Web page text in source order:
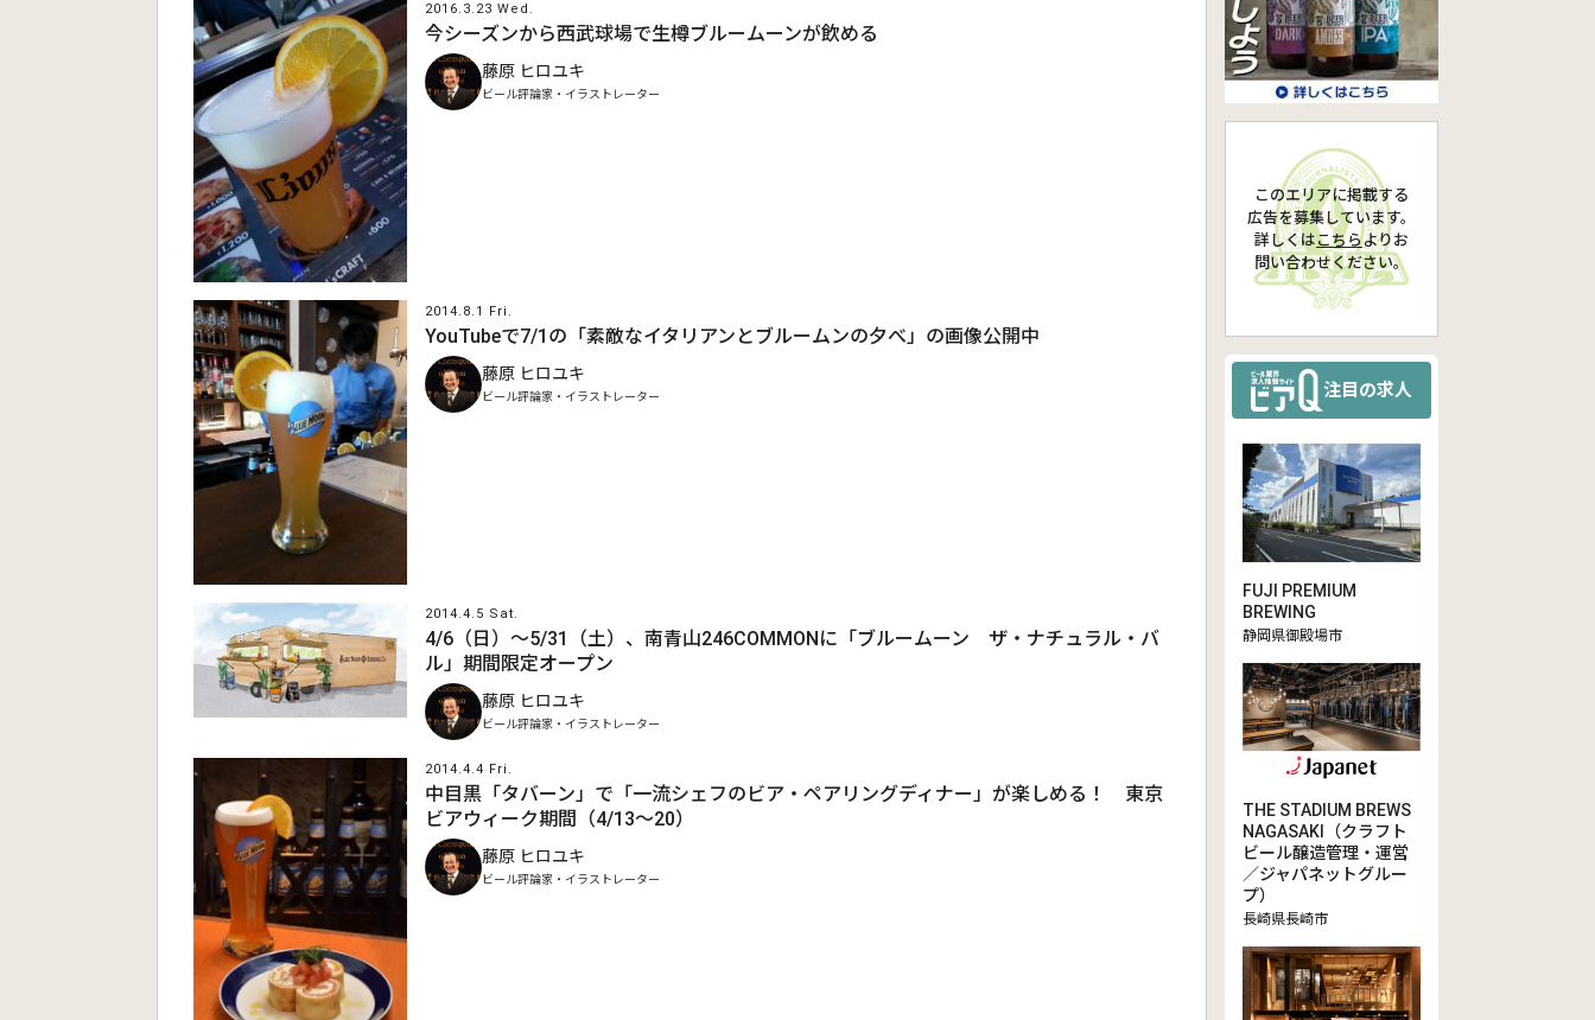
2016.3.23 Wed.
今シーズンから西武球場で生樽ブルームーンが飲める
藤原 ヒロユキ
ビール評論家・イラストレーター
2014.8.1 Fri.
YouTubeで7/1の「素敵なイタリアンとブルームンの夕べ」の画像公開中
藤原 ヒロユキ
ビール評論家・イラストレーター
2014.4.5 Sat.
4/6（日）～5/31（土）、南青山246COMMONに「ブルームーン ザ・ナチュラル・バ
ル」期間限定オープン
藤原 ヒロユキ
ビール評論家・イラストレーター
2014.4.4 Fri.
中目黒「タバーン」で「一流シェフのビア・ペアリングディナー」が楽しめる！ 東京
ビアウィーク期間（4/13～20）
藤原 ヒロユキ
ビール評論家・イラストレーター
このエリアに掲載する
広告を募集しています。
詳しくは こちらより お
問い合わせください。
注目の求人
FUJI PREMIUM
BREWING
静岡県御殿場市
THE STADIUM BREWS
NAGASAKI（クラフト
ビール醸造管理・運営
／ジャパネットグルー
プ）
長崎県長崎市